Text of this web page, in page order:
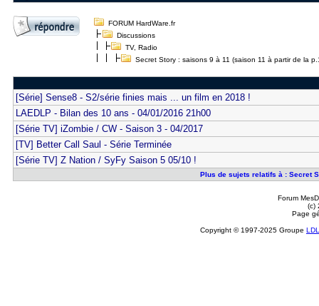
FORUM HardWare.fr
Discussions
TV, Radio
Secret Story : saisons 9 à 11 (saison 11 à partir de la
[Série] Sense8 - S2/série finies mais ... un film en 2018 !
LAEDLP - Bilan des 10 ans - 04/01/2016 21h00
[Série TV] iZombie / CW - Saison 3 - 04/2017
[TV] Better Call Saul - Série Terminée
[Série TV] Z Nation / SyFy Saison 5 05/10 !
Plus de sujets relatifs à : Secret
Forum
(c)
Page
Copyright © 1997-2025 Groupe